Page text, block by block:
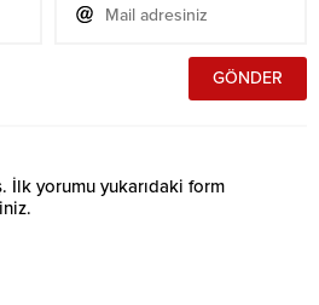
İlk yorumu yukarıdaki form